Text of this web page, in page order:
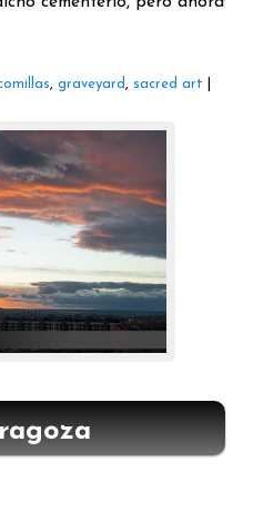
, graveyard, sacred art